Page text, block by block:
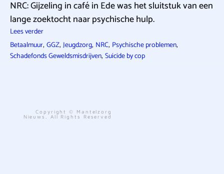
NRC: Gijzeling in café in Ede was het sluitstuk van een
lange zoektocht naar psychische hulp.
Lees verder
Betaalmuur, GGZ, Jeugdzorg, NRC, Psychische problemen,
Schadefonds Geweldsmisdrijven, Suicide by cop
Copyright © Mantelzorg
Nieuws. All Rights Reserved